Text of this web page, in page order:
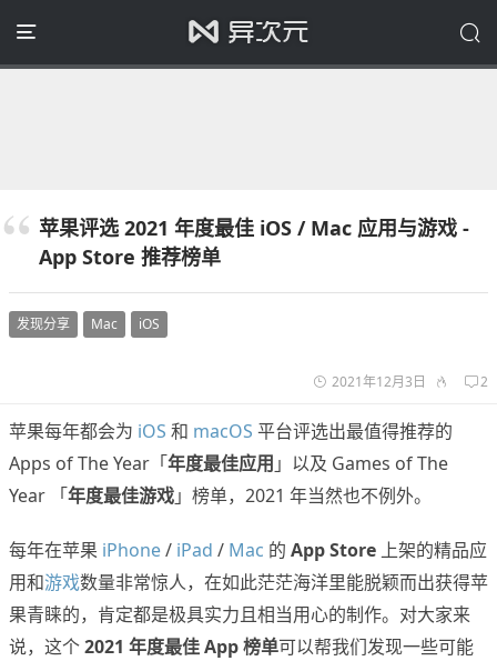
苹果评选 2021 年度最佳 iOS / Mac 应用与游戏 -
App Store 推荐榜单
发现分享 Mac iOS
2021年12月3日 2
苹果每年都会为 iOS 和 macOS 平台评选出最值得推荐的
Apps of The Year「年度最佳应用 」以及 Games of The
Year 「年度最佳游戏」榜单，2021 年当然也不例外。
每年在苹果 iPhone/ iPad / Mac 的 App Store 上架的精品应
用和游戏数量非常惊人，在如此茫茫海洋里能脱颖而出获得苹
果青睐的，肯定都是极具实力且相当用心的制作。对大家来
说，这个2021 年度最佳 App 榜单可以帮我们发现一些可能